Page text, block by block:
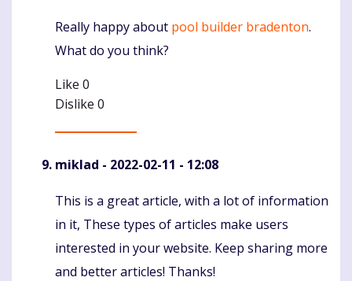
Komentaras
Really happy about pool builder bradenton.
What do you think?
Like 0
Dislike 0
miklad - 2022-02-11 - 12:08
Komentaras
This is a great article, with a lot of information
in it, These types of articles make users
interested in your website. Keep sharing more
and better articles! Thanks!